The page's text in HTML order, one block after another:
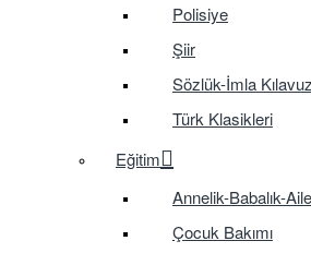
Polisiye
Şiir
Sözlük-İmla
Türk Klasikleri
Eğitim
Annelik-Babalık-Aile
Çocuk Bakımı